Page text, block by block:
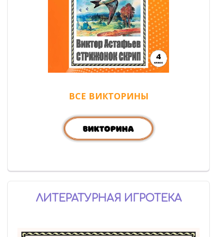
ВСЕ ВИКТОРИНЫ
ЛИТЕРАТУРНАЯ ИГРОТЕКА